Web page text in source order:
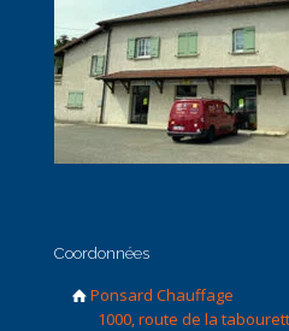
Coordonnées
Ponsard Chauffage
1000, route de la